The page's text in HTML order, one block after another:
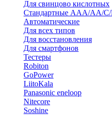
Для свинцово кислотных
Стандартные ААА/АА/С/
Автоматические
Для всех типов
Для восстановления
Для смартфонов
Тестеры
Robiton
GoPower
LiitoKala
Panasonic eneloop
Nitecore
Soshine